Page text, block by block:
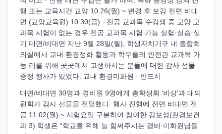
행 또는 교육시간 교양 10.26(월) ~ 변경 후 보강 전면 비대
면 (교양교육원) 10.30(금) · 전공 교과목 수강생 중 교양 교
과목 시험이 없는 경우 전공 교과목 시험 가능 실험·실습·실
기 대면/비대면 지난 9월 28일(월), 학생자치기구 내 종합회
의실에서 교내 환경정화 활동과 학우들의 안전관 교과목 가
능 리를 위해 곳곳에서 고생하시는 분들에 대한 감사 선물
증정 행사가 있었다. 교내 환경미화원 · 반드시
대면/비대면 30명과 경비원 9명에게 총학생회 ‘비상’과 대의
원회가 감사 선물을 전달했다. 행사 진행에 전면 비대면 전
공 11.02(월) ~ 시험요일 구분하여 참여한 강보성(환경보건
과 3) 학생은 “학교를 위해 늘 힘써주시는 경비·미화원님들